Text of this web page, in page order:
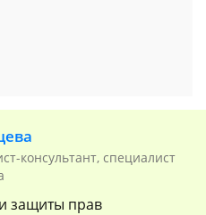
консультант, специалист
защиты прав